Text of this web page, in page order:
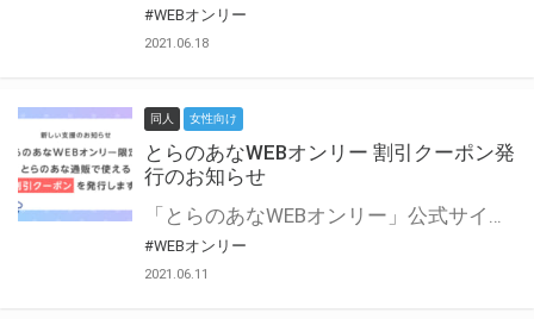
#WEBオンリー
2021.06.18
同人 女性向け
とらのあなWEBオンリー 割引クーポン発
行のお知らせ
「とらのあなWEBオンリー」公式サイトでとらのあな通販の「割引クーポン」を配布中！ イベントごとに開催当日限定で使える割引クーポンのシリアルコードを発行します。 とらのあなWEBオンリーのページをチェックして、イベント当日にお得にお買い物を楽しみましょう♪ ※本キャンペーンは予告なく終了する場合がございます。 とらのあなWEBオンリーサイトはこちら
#WEBオンリー
2021.06.11